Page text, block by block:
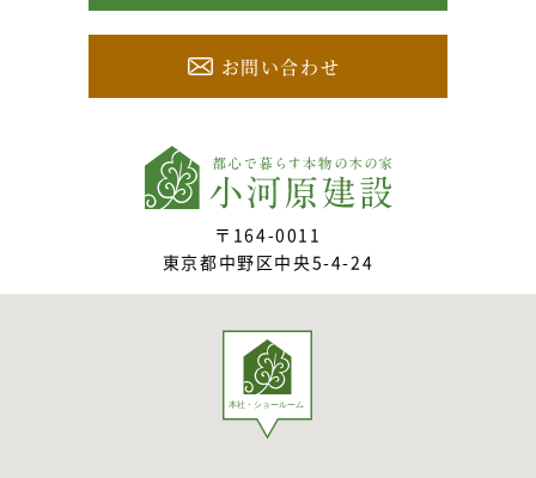
お問い合わせ
〒164-0011
東京都中野区中央5-4-24